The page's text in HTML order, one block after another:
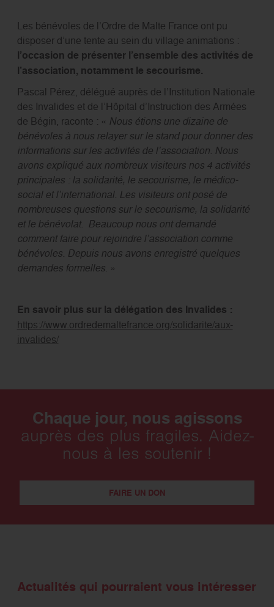
Les bénévoles de l’Ordre de Malte France ont pu
disposer d’une tente au sein du village animations :
l’occasion de présenter l’ensemble des activités de
l’association, notamment le secourisme.
Pascal Pérez, délégué auprès de l’Institution Nationale
des Invalides et de l’Hôpital d’Instruction des Armées
de Bégin, raconte : « Nous étions une dizaine de
bénévoles à nous relayer sur le stand pour donner des
informations sur les activités de l’association. Nous
avons expliqué aux nombreux visiteurs nos 4 activités
principales : la solidarité, le secourisme, le médico-
social et l’international. Les visiteurs ont posé de
nombreuses questions sur le secourisme, la solidarité
et le bénévolat. Beaucoup nous ont demandé
comment faire pour rejoindre l’association comme
bénévoles. Depuis nous avons enregistré quelques
demandes formelles. »
En savoir plus sur la délégation des Invalides :
https://www.ordredemaltefrance.org/solidarite/aux-
invalides/
Chaque jour, nous agissons
auprès des plus fragiles. Aidez-
nous à les soutenir !
FAIRE UN DON
Actualités qui pourraient vous intéresser